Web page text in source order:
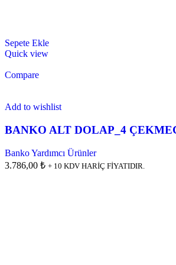
Sepete Ekle
Quick view
Compare
Add to wishlist
BANKO ALT DOLAP_4
Banko Yardımcı Ürünler
3.786,00 ₺ + 10 KDV HARİÇ FİYATIDIR.